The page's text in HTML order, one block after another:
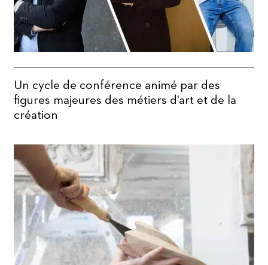
Un cycle de conférence animé par des
figures majeures des métiers d'art et de la
création